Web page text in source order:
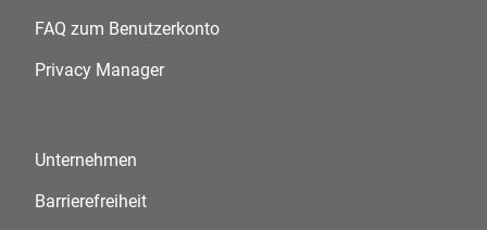
FAQ zum Benutzerkonto
Privacy Manager
Unternehmen
Barrierefreiheit